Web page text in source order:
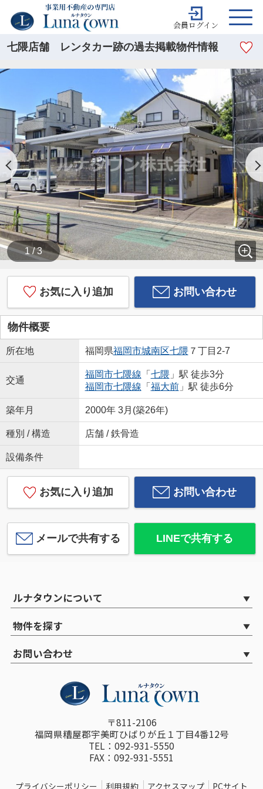
会員ログイン
七隈店舗 レンタカー跡の過去掲載物件情報
1 / 3
お気に入り追加 お問い合わせ
物件概要
所在地 福岡県福岡市城南区七隈７丁目2-7
交通
福岡市七隈線 「 七隈」駅 徒歩3分
福岡市七隈線 「 福大前」駅 徒歩6分
築年月 2000年 3月(築26年)
種別 / 構造 店舗 / 鉄骨造
設備条件
お気に入り追加 お問い合わせ
メールで共有する LINEで共有する
ルナタウンについて
物件を探す
お問い合わせ
〒811-2106
福岡県糟屋郡宇美町ひばりが丘１丁目4番12号
TEL：092-931-5550
FAX：092-931-5551
プライバシーポリシー 利用規約 アクセスマップ PCサイト